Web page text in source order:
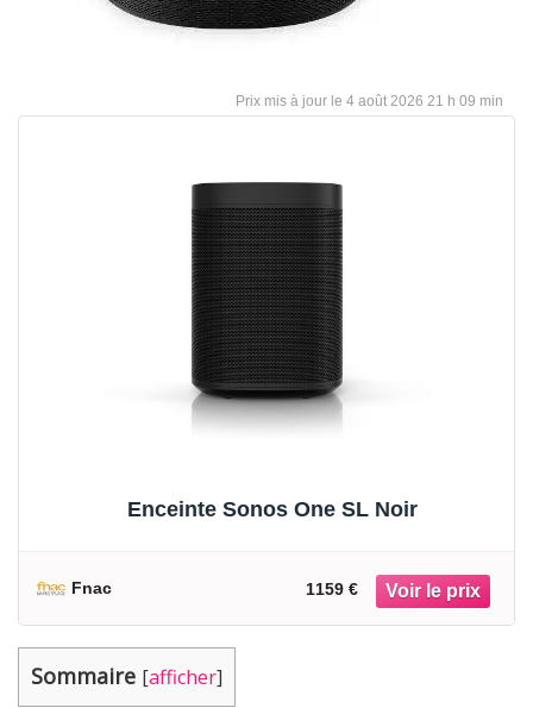
4 août 2026 21 h 09 min
Enceinte Sonos One SL Noir
Fnac 1159 €
Sommaire [afficher]